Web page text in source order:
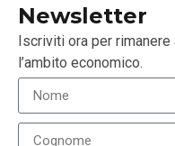
Newsletter
Iscriviti ora per
l’ambito economico.